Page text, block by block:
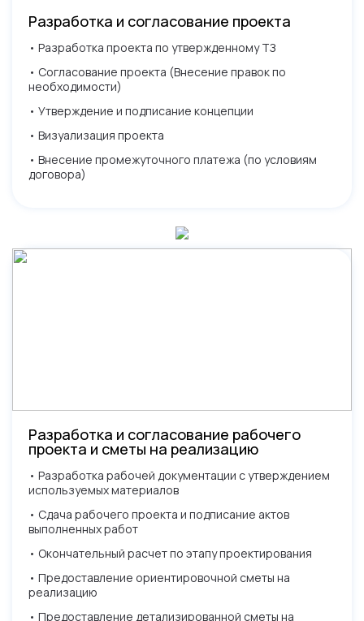
Разработка и согласование проекта
• Разработка проекта по утвержденному ТЗ
• Согласование проекта (Внесение правок по
необходимости)
• Утверждение и подписание концепции
• Визуализация проекта
• Внесение промежуточного платежа (по условиям
договора)
Разработка и согласование рабочего
проекта и сметы на реализацию
• Разработка рабочей документации с утверждением
используемых материалов
• Сдача рабочего проекта и подписание актов
выполненных работ
• Окончательный расчет по этапу проектирования
• Предоставление ориентировочной сметы на
реализацию
• Предоставление детализированной сметы на
Заполните форму ниже
И менеджер свяжется с Вами
в самое ближайшее время
Нажимая кнопку, вы разрешаете обработку
Не нашли что искали?
Оставьте заявку и мы свяжемся
данных и соглашаетесь сполитикой конфиденциальности